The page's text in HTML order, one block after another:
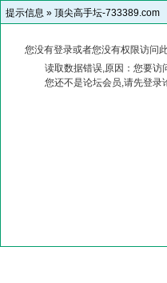
提示信息 » 顶尖高手坛-733389.com
您没有登录或者您没有权限访问
读取数据错误,原因：您要访
您还不是论坛会员,请先登录